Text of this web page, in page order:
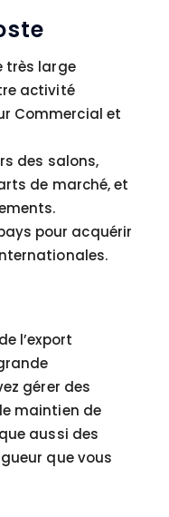
très large
activité
Commercial et
des salons,
de marché, et
pour acquérir
l’export
gérer des
maintien de
aussi des
que vous